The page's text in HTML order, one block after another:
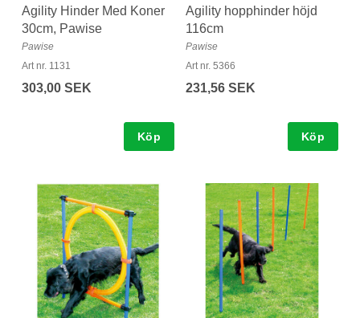
Agility Hinder Med Koner
30cm, Pawise
Pawise
Art nr. 1131
303,00 SEK
Köp
Agility hopphinder höjd
116cm
Pawise
Art nr. 5366
231,56 SEK
Köp